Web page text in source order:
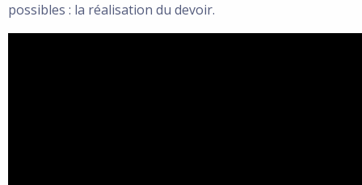
possibles : la réalisation du devoir.